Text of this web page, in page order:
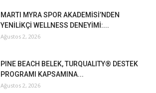
MARTI MYRA SPOR AKADEMİSİ’NDEN
YENİLİKÇİ WELLNESS DENEYİMİ:...
Ağustos 2, 2026
PINE BEACH BELEK, TURQUALITY® DESTEK
PROGRAMI KAPSAMINA...
Ağustos 2, 2026